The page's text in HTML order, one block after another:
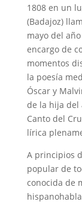
1808 en un
(Badajoz)
mayo del
encargo de
momentos
la poesía
Óscar y
de la hija del
Canto del
lírica
A principios
popular de
conocida de